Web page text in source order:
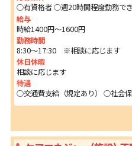
○有資格者 ○週20時間程度勤務で
給与
時給1400円～1600円
勤務時間
8:30～17:30 ※相談に応じます
休日休暇
相談に応じます
待遇
○交通費支給（規定あり） ○社会